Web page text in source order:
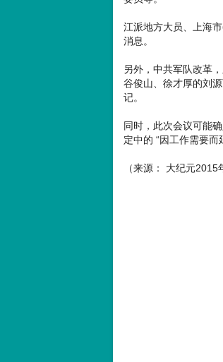
江派地方大员、上海
消息。
另外，中共军队改革
谷俊山、徐才厚的刘
记。
同时，此次会议可能
定中的 “因工作需要而
（来源： 大纪元2015